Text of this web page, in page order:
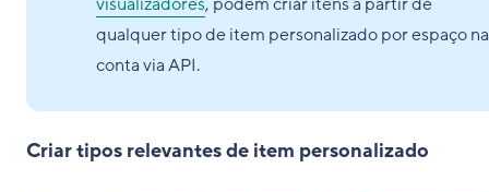
qualquer tipo de item personalizado por espaço na
conta via API.
Criar tipos relevantes de item personalizado